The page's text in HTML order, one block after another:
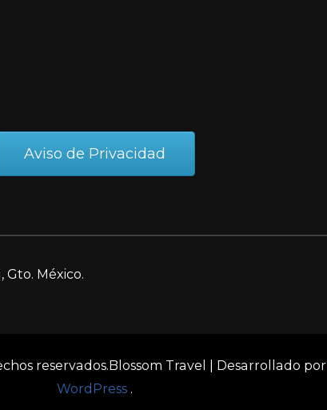
Aviso de Privacidad
Gto. México.
reservados. Blossom Travel | Desarrollado por
WordPress.